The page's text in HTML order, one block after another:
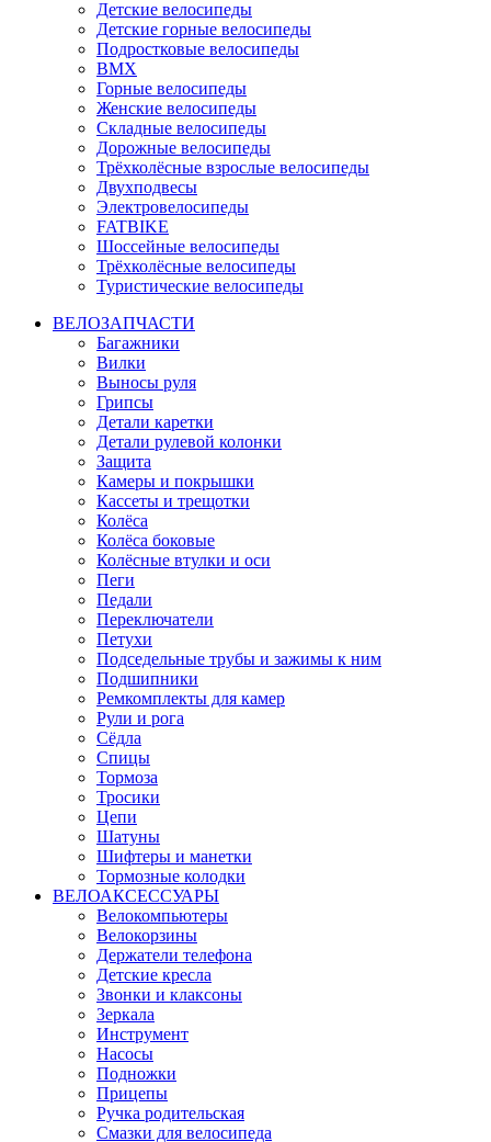
Детские велосипеды
Детские горные велосипеды
Подростковые велосипеды
BMX
Горные велосипеды
Женские велосипеды
Складные велосипеды
Дорожные велосипеды
Трёхколёсные взрослые велосипеды
Двухподвесы
Электровелосипеды
FATBIKE
Шоссейные велосипеды
Трёхколёсные велосипеды
Туристические велосипеды
ВЕЛОЗАПЧАСТИ
Багажники
Вилки
Выносы руля
Грипсы
Детали каретки
Детали рулевой колонки
Защита
Камеры и покрышки
Кассеты и трещотки
Колёса
Колёса боковые
Колёсные втулки и оси
Пеги
Педали
Переключатели
Петухи
Подседельные трубы и зажимы к ним
Подшипники
Ремкомплекты для камер
Рули и рога
Сёдла
Спицы
Тормоза
Тросики
Цепи
Шатуны
Шифтеры и манетки
Тормозные колодки
ВЕЛОАКСЕССУАРЫ
Велокомпьютеры
Велокорзины
Держатели телефона
Детские кресла
Звонки и клаксоны
Зеркала
Инструмент
Насосы
Подножки
Прицепы
Ручка родительская
Смазки для велосипеда